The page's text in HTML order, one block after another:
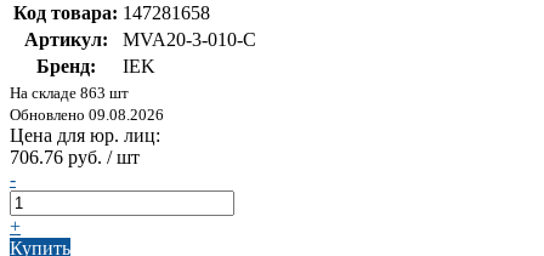
Код товара: 147281658
Артикул:
MVA20-3-010-C
Бренд:
IEK
На складе 863 шт
Обновлено 09.08.2026
Цена для юр. лиц:
706.76 руб. / шт
-
+
Купить